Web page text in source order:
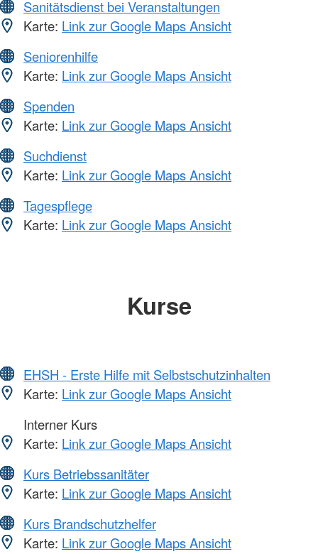
Sanitätsdienst bei Veranstaltungen
Karte: Link zur Google Maps Ansicht
Seniorenhilfe
Karte: Link zur Google Maps Ansicht
Spenden
Karte: Link zur Google Maps Ansicht
Suchdienst
Karte: Link zur Google Maps Ansicht
Tagespflege
Karte: Link zur Google Maps Ansicht
Kurse
EHSH - Erste Hilfe mit Selbstschutzinhalten
Karte: Link zur Google Maps Ansicht
Interner Kurs
Karte: Link zur Google Maps Ansicht
Kurs Betriebssanitäter
Karte: Link zur Google Maps Ansicht
Kurs Brandschutzhelfer
Karte: Link zur Google Maps Ansicht